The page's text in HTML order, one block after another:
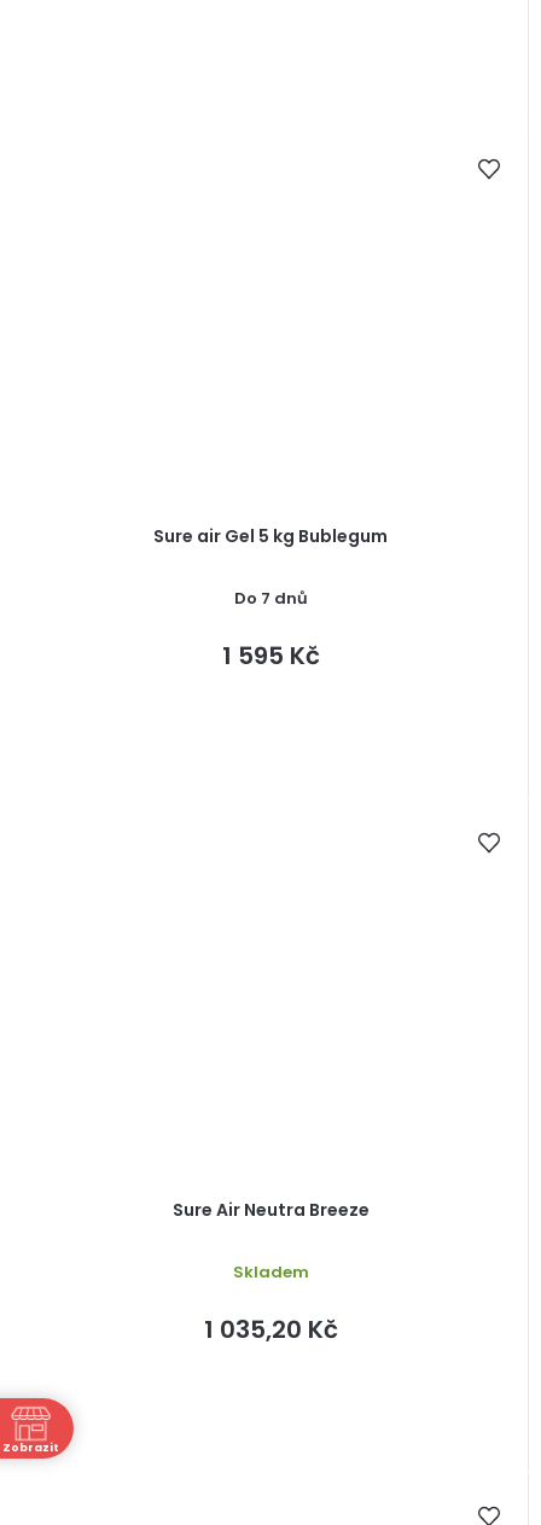
Sure air Gel 5 kg Bublegum
Do 7 dnů
1 595 Kč
Sure Air Neutra Breeze
Skladem
1 035,20 Kč
Zobrazit